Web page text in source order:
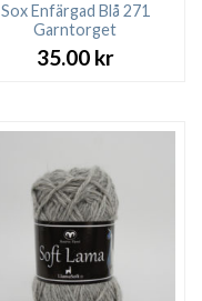
Sox Enfärgad Blå 271
Garntorget
35.00 kr